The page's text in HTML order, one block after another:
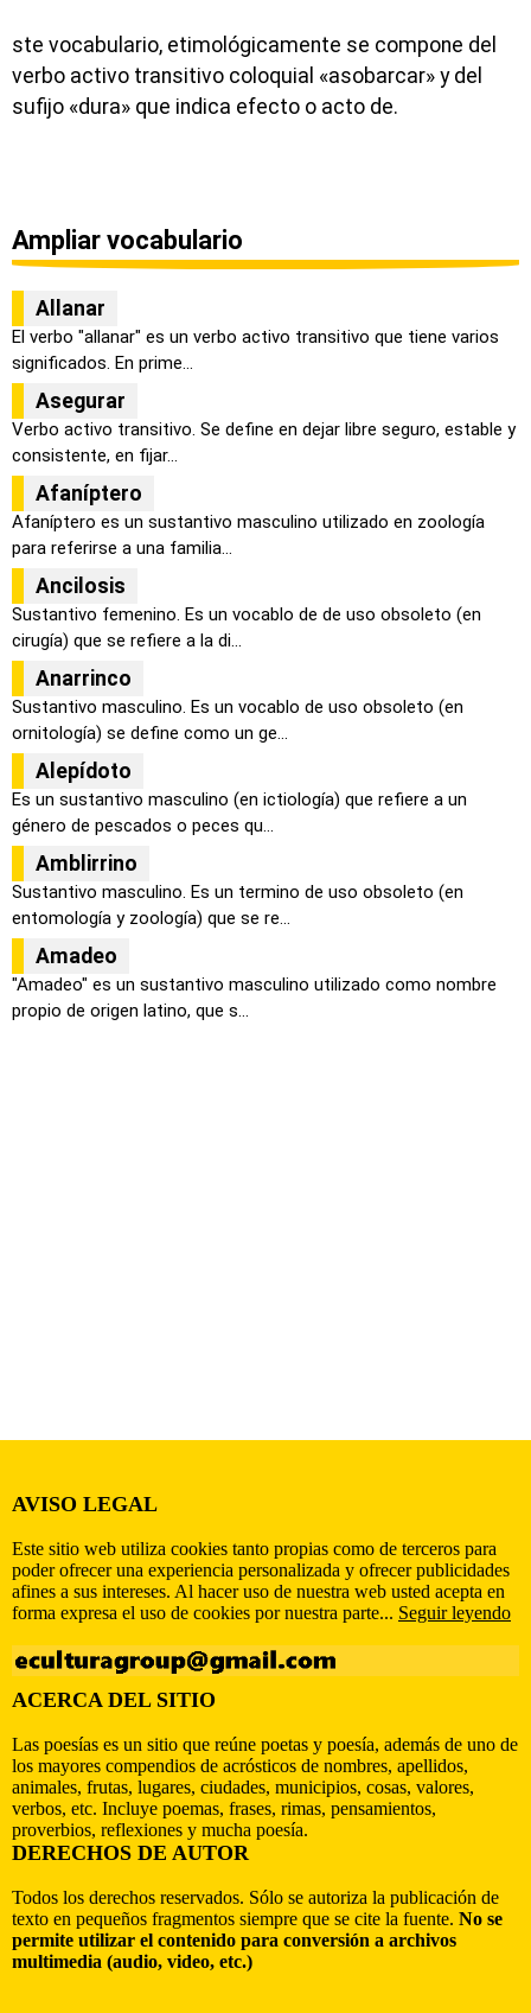
ste vocabulario, etimológicamente se compone del
verbo activo transitivo coloquial «asobarcar» y del
sufijo «dura» que indica efecto o acto de.
Ampliar vocabulario
Allanar
El verbo "allanar" es un verbo activo transitivo que tiene varios
significados. En prime...
Asegurar
Verbo activo transitivo. Se define en dejar libre seguro, estable y
consistente, en fijar...
Afaníptero
Afaníptero es un sustantivo masculino utilizado en zoología
para referirse a una familia...
Ancilosis
Sustantivo femenino. Es un vocablo de de uso obsoleto (en
cirugía) que se refiere a la di...
Anarrinco
Sustantivo masculino. Es un vocablo de uso obsoleto (en
ornitología) se define como un ge...
Alepídoto
Es un sustantivo masculino (en ictiología) que refiere a un
género de pescados o peces qu...
Amblirrino
Sustantivo masculino. Es un termino de uso obsoleto (en
entomología y zoología) que se re...
Amadeo
"Amadeo" es un sustantivo masculino utilizado como nombre
propio de origen latino, que s...
AVISO LEGAL
Este sitio web utiliza cookies tanto propias como de terceros para
poder ofrecer una experiencia personalizada y ofrecer publicidades
afines a sus intereses. Al hacer uso de nuestra web usted acepta en
forma expresa el uso de cookies por nuestra parte... Seguir leyendo
ACERCA DEL SITIO
Las poesías es un sitio que reúne poetas y poesía, además de uno de
los mayores compendios de acrósticos de nombres, apellidos,
animales, frutas, lugares, ciudades, municipios, cosas, valores,
verbos, etc. Incluye poemas, frases, rimas, pensamientos,
proverbios, reflexiones y mucha poesía.
DERECHOS DE AUTOR
Todos los derechos reservados. Sólo se autoriza la publicación de
texto en pequeños fragmentos siempre que se cite la fuente. No se
permite utilizar el contenido para conversión a archivos
multimedia (audio, video, etc.)